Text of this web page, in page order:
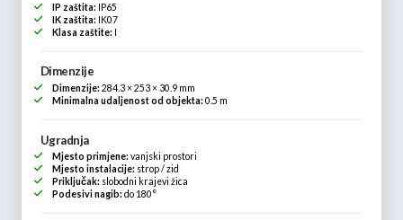
IP zaštita: IP65
IK zaštita: IK07
Klasa zaštite: I
Dimenzije
Dimenzije: 284.3 × 253 × 30.9 mm
Minimalna udaljenost od objekta: 0.5 m
Ugradnja
Mjesto primjene: vanjski prostori
Mjesto instalacije: strop / zid
Priključak: slobodni krajevi žica
Podesivi nagib: do 180°